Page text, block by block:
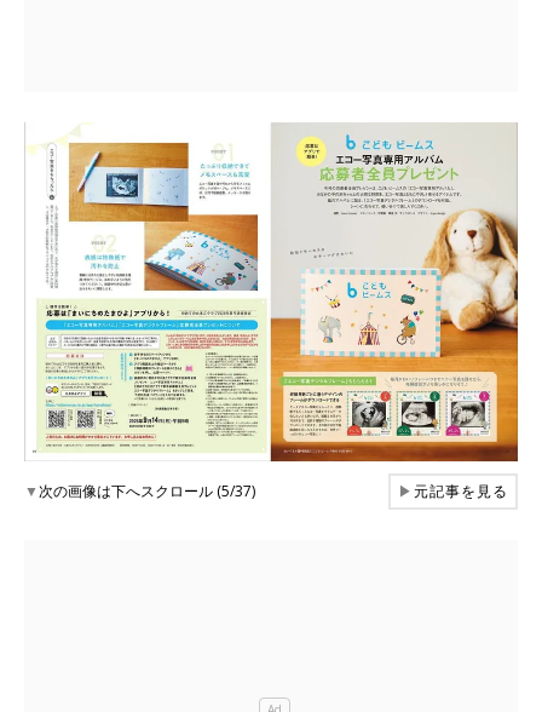
▼次の画像は下へスクロール (5/37) ▶元記事を見る